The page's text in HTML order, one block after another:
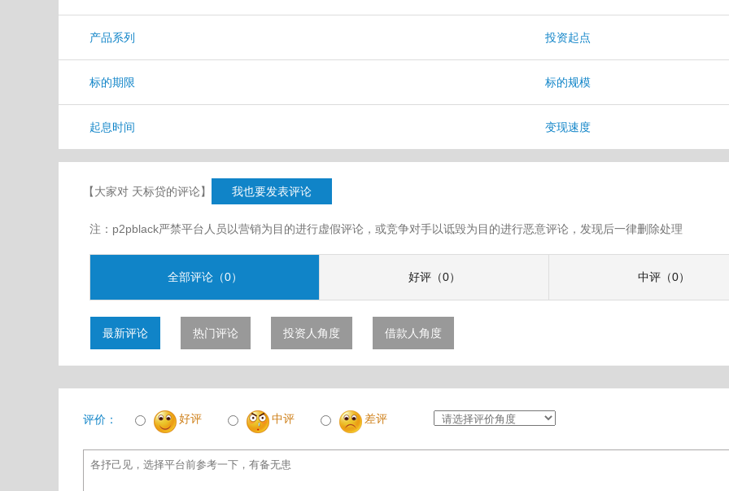
产品系列 投资起点
标的期限 标的规模
起息时间 变现速度
【大家对 天标贷的评论】 我也要发表评论
注：p2pblack严禁平台人员以营销为目的进行虚假评论，或竞争对手以诋毁为目的进行恶意评论，发现后一律删除处理
全部评论（0） 好评（0） 中评（0）
最新评论 热门评论 投资人角度 借款人角度
评价： 好评 中评 差评